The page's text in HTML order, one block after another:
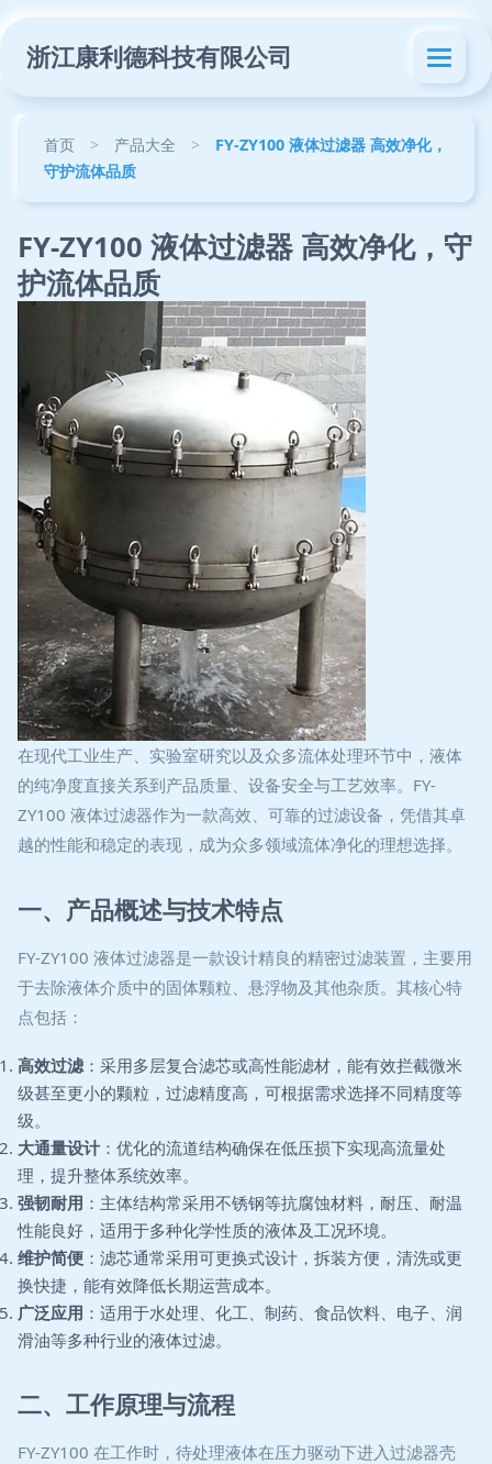
浙江康利德科技有限公司
首页 > 产品大全 >
FY-ZY100 液体过滤器 高效净化，
守护流体品质
FY-ZY100 液体过滤器 高效净化，守
护流体品质
在现代工业生产、实验室研究以及众多流体处理环节中，液体
的纯净度直接关系到产品质量、设备安全与工艺效率。FY-
ZY100 液体过滤器作为一款高效、可靠的过滤设备，凭借其卓
越的性能和稳定的表现，成为众多领域流体净化的理想选择。
一、产品概述与技术特点
FY-ZY100 液体过滤器是一款设计精良的精密过滤装置，主要用
于去除液体介质中的固体颗粒、悬浮物及其他杂质。其核心特
点包括：
高效过滤：采用多层复合滤芯或高性能滤材，能有效拦截微米
级甚至更小的颗粒，过滤精度高，可根据需求选择不同精度等
级。
大通量设计 ：优化的流道结构确保在低压损下实现高流量处
理，提升整体系统效率。
强韧耐用 ：主体结构常采用不锈钢等抗腐蚀材料，耐压、耐温
性能良好，适用于多种化学性质的液体及工况环境。
维护简便 ：滤芯通常采用可更换式设计，拆装方便，清洗或更
换快捷，能有效降低长期运营成本。
广泛应用 ：适用于水处理、化工、制药、食品饮料、电子、润
滑油等多种行业的液体过滤。
二、工作原理与流程
FY-ZY100 在工作时，待处理液体在压力驱动下进入过滤器壳